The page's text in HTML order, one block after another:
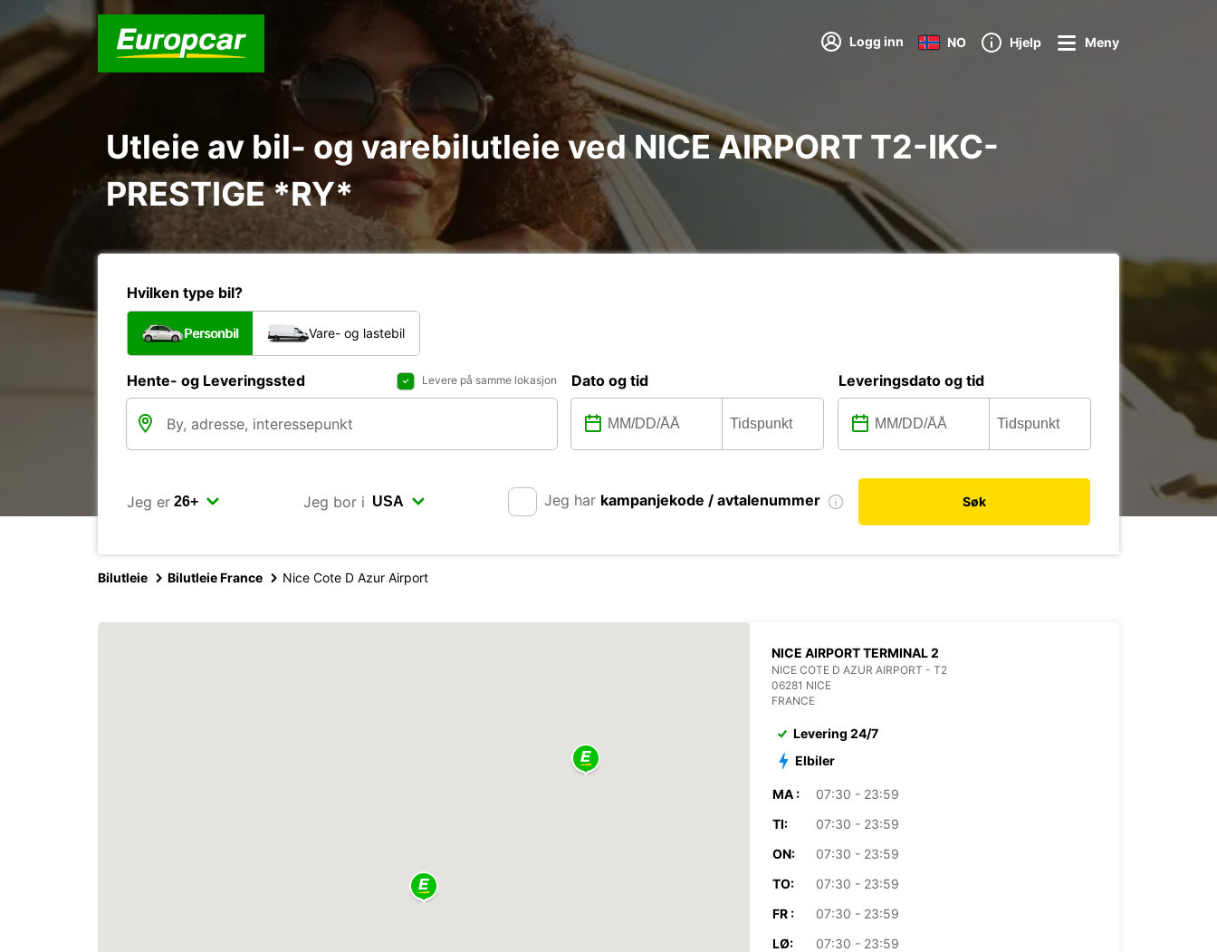
Logg inn NO Hjelp Meny
Utleie av bil- og varebilutleie ved NICE AIRPORT T2-IKC-
PRESTIGE *RY*
Hvilken type bil?
Personbil Vare- og lastebil
Hente- og Leveringssted Levere på samme lokasjon Dato og tid Leveringsdato og tid
Jeg er Jeg bor i Jeg har kampanjekode / avtalenummer Søk
Bilutleie Bilutleie France Nice Cote D Azur Airport
NICE AIRPORT TERMINAL 2
NICE COTE D AZUR AIRPORT - T2
06281 NICE
FRANCE
Levering 24/7
Elbiler
MA :
07:30 - 23:59
TI:
07:30 - 23:59
ON:
07:30 - 23:59
TO:
07:30 - 23:59
FR :
07:30 - 23:59
LØ:
07:30 - 23:59